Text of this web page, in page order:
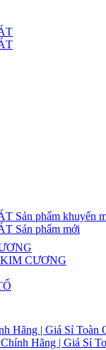
Sản phẩm khuyến
Sản phẩm mới
CƯƠNG
Hãng | Giá Sỉ Toàn
Hãng | Giá Sỉ